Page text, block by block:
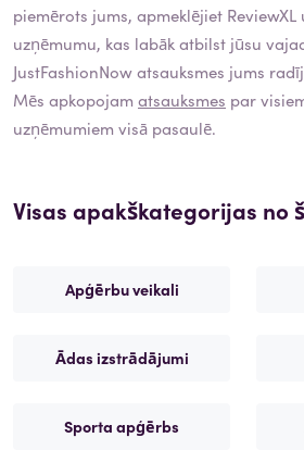
piemērots jums, apmeklējiet
uzņēmumu, kas labāk atbilst jūsu
JustFashionNowatsauksmes jums
Mēs apkopojam atsauksmes par
uzņēmumiem visā pasaulē.
Visas apakškategorijas no
Apģērbu veikali
Ādas izstrādājumi
Sporta apģērbs